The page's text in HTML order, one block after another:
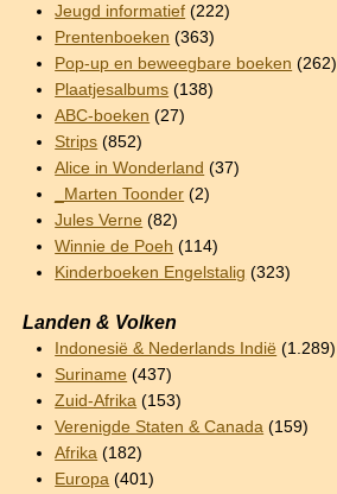
Jeugd informatief (222)
Prentenboeken (363)
Pop-up en beweegbare boeken (262)
Plaatjesalbums (138)
ABC-boeken (27)
Strips (852)
Alice in Wonderland (37)
_Marten Toonder (2)
Jules Verne (82)
Winnie de Poeh (114)
Kinderboeken Engelstalig (323)
Landen & Volken
Indonesië & Nederlands Indië (1.289)
Suriname (437)
Zuid-Afrika (153)
Verenigde Staten & Canada (159)
Afrika (182)
Europa (401)